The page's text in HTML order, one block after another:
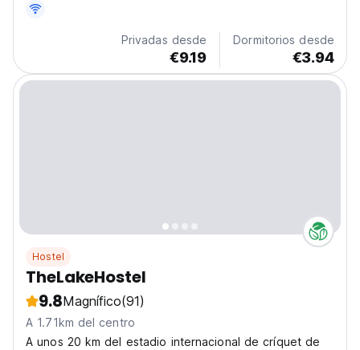
Privadas desde
€9.19
Dormitorios desde
€3.94
Hostel
TheLakeHostel
9.8Magnífico(91)
A 1.71km del centro
A unos 20 km del estadio internacional de críquet de